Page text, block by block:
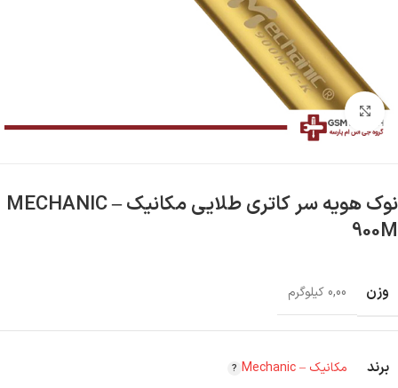
بزرگنمایی تصویر
نوک هویه سر کاتری طلایی مکانیک – MECHANIC
900M
وزن 0,00 کیلوگرم
برند مکانیک – Mechanic